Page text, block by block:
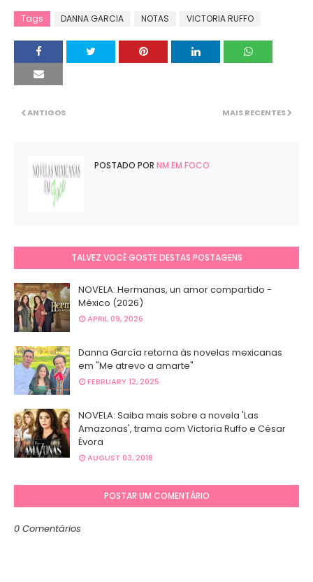
Tags DANNA GARCIA NOTAS VICTORIA RUFFO
MAIS RECENTES
ANTIGOS
POSTADO POR NM EM FOCO
TALVEZ VOCÊ GOSTE DESTAS POSTAGENS
NOVELA: Hermanas, un amor compartido -
México (2026)
APRIL 09, 2026
Danna García retorna às novelas mexicanas
em "Me atrevo a amarte"
FEBRUARY 12, 2025
NOVELA: Saiba mais sobre a novela 'Las
Amazonas', trama com Victoria Ruffo e César
Évora
AUGUST 03, 2018
POSTAR UM COMENTÁRIO
0 Comentários